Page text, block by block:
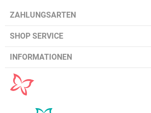
ZAHLUNGSARTEN
SHOP SERVICE
INFORMATIONEN